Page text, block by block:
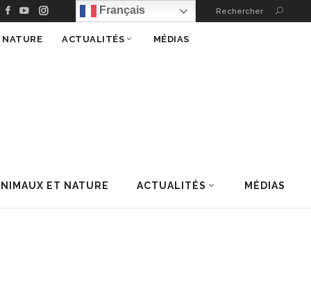
Français Rechercher
ET NATURE ACTUALITÉS MÉDIAS
ACTUALITÉS MÉDIAS